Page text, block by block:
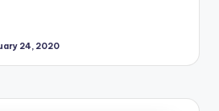
24, 2020